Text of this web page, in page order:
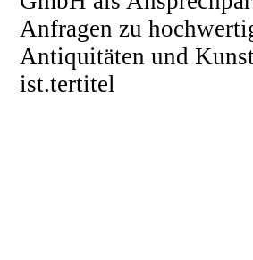
Anfragen zu
Antiquitäten und
ist.tertitel